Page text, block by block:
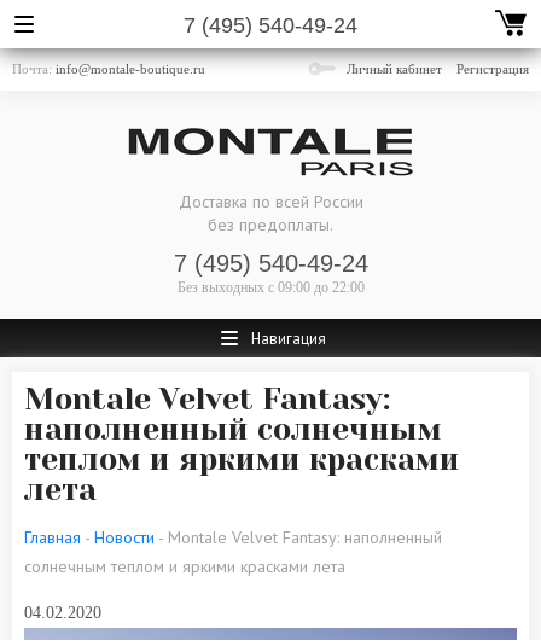
7 (495) 540-49-24
Почта: info@montale-boutique.ru Личный кабинет Регистрация
Доставка по всей России
без предоплаты.
7 (495) 540-49-24
Без выходных с 09:00 до 22:00
Навигация
Montale Velvet Fantasy:
наполненный солнечным
теплом и яркими красками
лета
Главная - Новости - Montale Velvet Fantasy: наполненный
солнечным теплом и яркими красками лета
04.02.2020